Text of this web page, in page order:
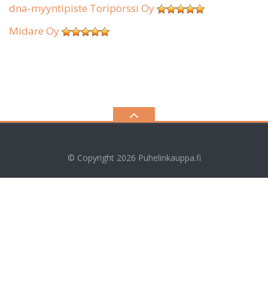
dna-myyntipiste Toripörssi Oy
Midare Oy
© Copyright 2026 Puhelinkauppa.fi